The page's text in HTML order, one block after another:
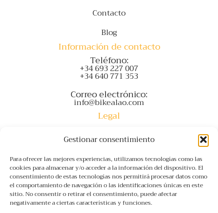
Gestionar consentimiento
Para ofrecer las mejores experiencias, utilizamos tecnologías como las
cookies para almacenar y/o acceder a la información del dispositivo. El
consentimiento de estas tecnologías nos permitirá procesar datos como
el comportamiento de navegación o las identificaciones únicas en este
sitio. No consentir o retirar el consentimiento, puede afectar
negativamente a ciertas características y funciones.
Contacto
Blog
Información de contacto
Teléfono:
+34 693 227 007
+34 640 771 353
Correo electrónico:
info@bikealao.com
Legal
Accesibilidad
Aviso Legal
Política de privacidad
Política de cookies (UE)